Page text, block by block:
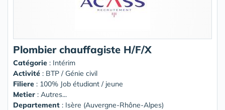
Plombier chauffagiste H/F/X
Catégorie : Intérim
Activité : BTP / Génie civil
Filiere : 100% Job étudiant / jeune
Metier : Autres...
Departement : Isère (Auvergne-Rhône-Alpes)